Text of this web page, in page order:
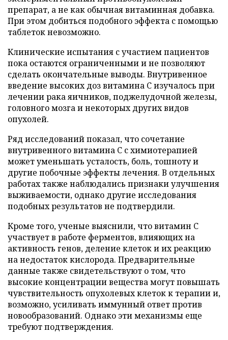
препарат, а не как обычная витаминная добавка.
При этом добиться подобного эффекта с помощью
таблеток невозможно.
Клинические испытания с участием пациентов
пока остаются ограниченными и не позволяют
сделать окончательные выводы. Внутривенное
введение высоких доз витамина C изучалось при
лечении рака яичников, поджелудочной железы,
головного мозга и некоторых других видов
опухолей.
Ряд исследований показал, что сочетание
внутривенного витамина C с химиотерапией
может уменьшать усталость, боль, тошноту и
другие побочные эффекты лечения. В отдельных
работах также наблюдались признаки улучшения
выживаемости, однако другие исследования
подобных результатов не подтвердили.
Кроме того, ученые выяснили, что витамин C
участвует в работе ферментов, влияющих на
активность генов, деление клеток и их реакцию
на недостаток кислорода. Предварительные
данные также свидетельствуют о том, что
высокие концентрации вещества могут повышать
чувствительность опухолевых клеток к терапии и,
возможно, усиливать иммунный ответ против
новообразований. Однако эти механизмы еще
требуют подтверждения.